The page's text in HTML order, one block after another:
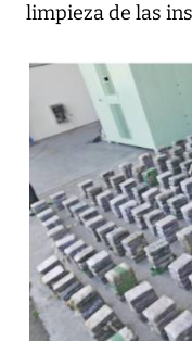
limpieza de las